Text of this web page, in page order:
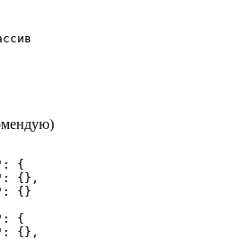
{
{},
{}
{
{},